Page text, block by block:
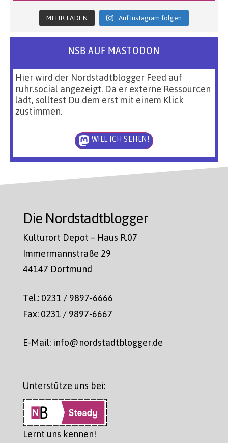
MEHR LADEN Auf Instagram folgen
NSB AUF MASTODON
Hier wird der Nordstadtblogger Feed auf
ruhr.social angezeigt. Da er externe Ressourcen
lädt, solltest Du dem erst mit einem Klick
zustimmen.
WILL ICH SEHEN!
Die Nordstadtblogger
Kulturort Depot – Haus R.07
Immermannstraße 29
44147 Dortmund
Tel.: 0231 / 9897-6666
Fax: 0231 / 9897-6667
E-Mail: info@nordstadtblogger.de
Unterstütze uns bei:
Lernt uns kennen!